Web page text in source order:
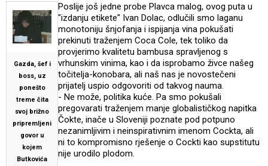
Gazda, šef i
boss, uz
ponešto
treme čita
svoj brižno
pripremljeni
govor u
kojem
Butkovića
Poslije još jedne probe Plavca malog, ovog puta u
"izdanju etikete" Ivan Dolac, odlučili smo laganu
monotoniju šnjofanja i ispijanja vina pokušati
prekinuti traženjem Coca Cole, tek toliko da
provjerimo kvalitetu bambusa spravljenog s
vrhunskim vinima, kao i da isprobamo živce našeg
točitelja-konobara, ali naš nas je novostečeni
prijatelj uspio odgovoriti od takvog nauma.
- Ne može, politika kuće. Pa smo pokušali
pregovarati traženjem manje globalističkog napitka
Čokte, inače u Sloveniji poznate pod potpuno
nezanimljivim i neinspirativnim imenom Cockta, ali
ni to kompromisno rješenje o Cockti kao supstitutu
nije urodilo plodom.